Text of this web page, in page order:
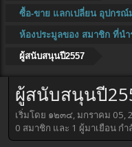
ซื้อ-ขาย แลกเปลี่ยน อุปกร
ห้องประมูลของ สมาชิก ที่นำ
ผู้สนับสนุนปี2557
ผู้สนับสนุนปี
เริ่มโดย ๑๒๓๔, มกราคม 05,
0 สมาชิก และ 1 ผู้มาเยือน ก